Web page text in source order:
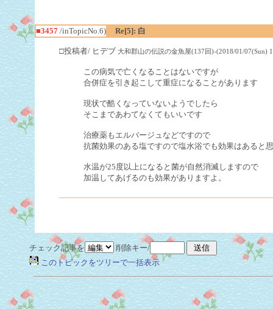
■3457/inTopicNo.6) Re[5]: 白
□投稿者/ ヒデブ 大和郡山の伝説の金魚屋(137回)-(2018/01/07(Sun)
この病気で亡くなることはないですが
合併症を引き起こして重症になることがあります
現状で酷くなっていないようでしたら
そこまであわてなくてもいいです
治療薬もエルバージュなどですので
抗菌効果のある塩ですので塩水浴でも効果はあると
水温が25度以上になると菌が自然消滅しますので
加温してあげるのも効果がありますよ。
チェック記事を
削除キー/
このトピックをツリーで一括表示